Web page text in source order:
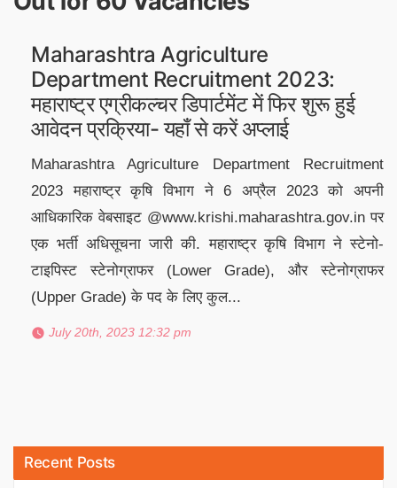
Maharashtra Agriculture
Department Recruitment 2023:
महाराष्ट्र एग्रीकल्चर डिपार्टमेंट में फिर शुरू हुई
आवेदन प्रक्रिया- यहाँ से करें अप्लाई
Maharashtra Agriculture Department Recruitment
2023 महाराष्ट्र कृषि विभाग ने 6 अप्रैल 2023 को अपनी
आधिकारिक वेबसाइट @www.krishi.maharashtra.gov.in पर
एक भर्ती अधिसूचना जारी की. महाराष्ट्र कृषि विभाग ने स्टेनो-
टाइपिस्ट स्टेनोग्राफर (Lower Grade), और स्टेनोग्राफर
(Upper Grade) के पद के लिए कुल...
July 20th, 2023 12:32 pm
Recent Posts